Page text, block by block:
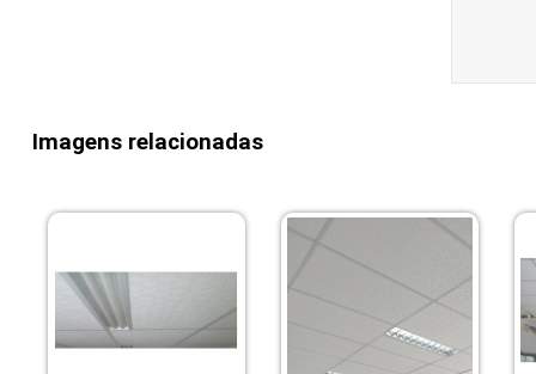
Imagens relacionadas